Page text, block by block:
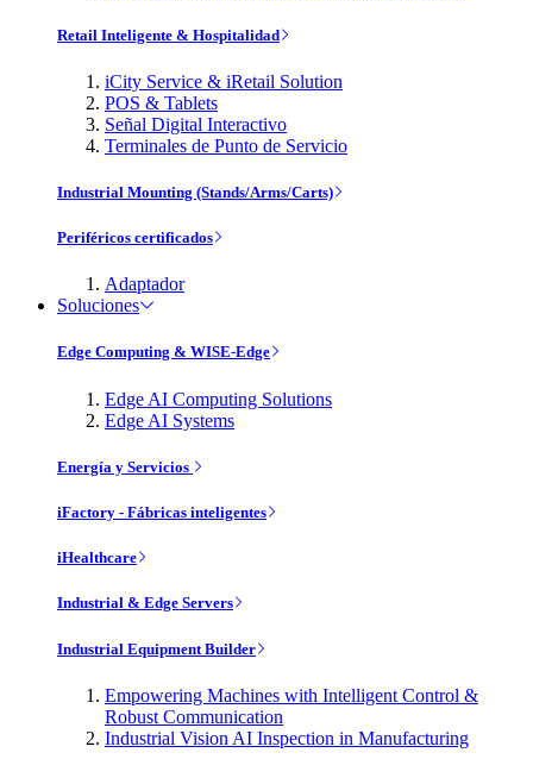
Retail Inteligente & Hospitalidad
iCity Service & iRetail Solution
POS & Tablets
Señal Digital Interactivo
Terminales de Punto de Servicio
Industrial Mounting (Stands/Arms/Carts)
Periféricos certificados
Adaptador
Soluciones
Edge Computing & WISE-Edge
Edge AI Computing Solutions
Edge AI Systems
Energía y Servicios
iFactory - Fábricas inteligentes
iHealthcare
Industrial & Edge Servers
Industrial Equipment Builder
Empowering Machines with Intelligent Control &
Robust Communication
Industrial Vision AI Inspection in Manufacturing